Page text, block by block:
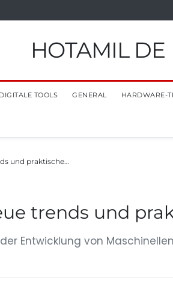
HOTAMIL DE
DIGITALE TOOLS GENERAL HARDWARE-
und praktische…
trends und
Entwicklung von